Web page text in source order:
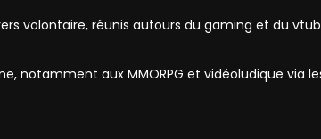
volontaire, réunis autours du gaming et du
notamment aux MMORPG et vidéoludique via